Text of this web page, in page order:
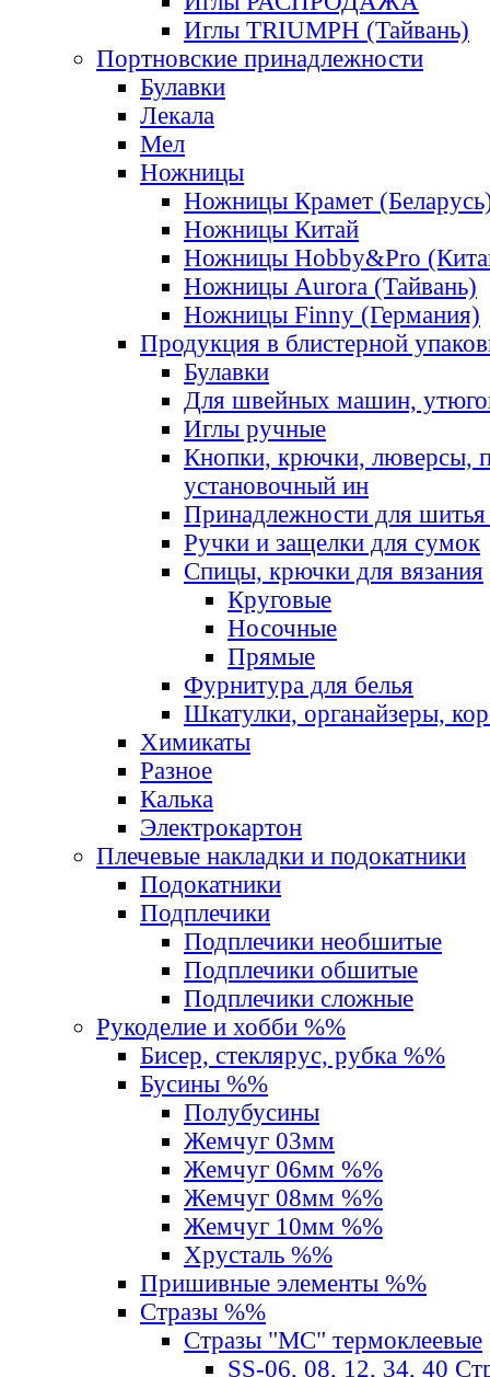
Иглы TRIUMPH (Тайвань)
Портновские принадлежности
Булавки
Лекала
Мел
Ножницы
Ножницы Крамет
Ножницы Китай
Ножницы Hobby&Pro
Ножницы Aurora (Тайвань)
Ножницы Finny (Германия)
Продукция в блистерной
Булавки
Для швейных машин,
Иглы ручные
Кнопки, крючки, люверсы,
установочный ин
Принадлежности для шитья
Ручки и защелки для сумок
Спицы, крючки для вязания
Круговые
Носочные
Прямые
Фурнитура для белья
Шкатулки, органайзеры,
Химикаты
Разное
Калька
Электрокартон
Плечевые накладки и подокатники
Подокатники
Подплечики
Подплечики необшитые
Подплечики обшитые
Подплечики сложные
Рукоделие и хобби %%
Бисер, стеклярус, рубка %%
Бусины %%
Полубусины
Жемчуг 03мм
Жемчуг 06мм %%
Жемчуг 08мм %%
Жемчуг 10мм %%
Хрусталь %%
Пришивные элементы %%
Стразы %%
Стразы "MС" термоклеевые
SS-06, 08, 12, 34, 40